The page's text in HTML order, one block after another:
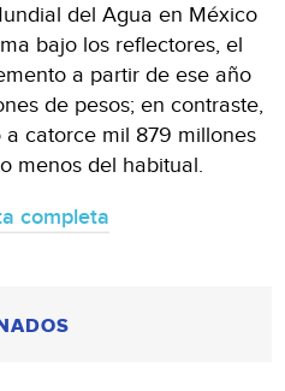
del Agua en México
bajo los reflectores, el
a partir de ese año
de pesos; en contraste,
catorce mil 879 millones
menos del habitual.
completa